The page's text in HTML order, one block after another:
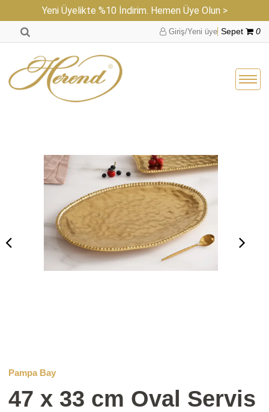
Yeni Üyelikte %10 İndirim. Hemen Üye Olun >
Giriş/Yeni üye Sepet 0
Pampa Bay
47 x 33 cm Oval Servis